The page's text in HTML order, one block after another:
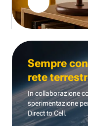
Sempre
rete
In collaborazione
sperimentazione
Direct to Cell.